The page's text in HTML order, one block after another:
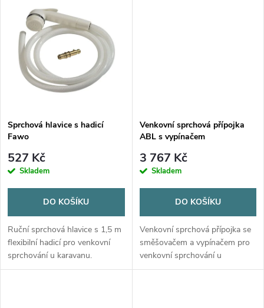
ůů
Dostupné v barvách bílá, černá
Sprchová hlavice s hadicí
Fawo
527 Kč
Skladem
DO KOŠÍKU
Ruční sprchová hlavice s 1,5 m
flexibilní hadicí pro venkovní
sprchování u karavanu.
Dodávána s rychlospojkou pro
Venkovní sprchová přípojka
ABL s vypínačem
3 767 Kč
Skladem
DO KOŠÍKU
Venkovní sprchová přípojka se
směšovačem a vypínačem pro
venkovní sprchování u
karavanu nebo obytného vozu.